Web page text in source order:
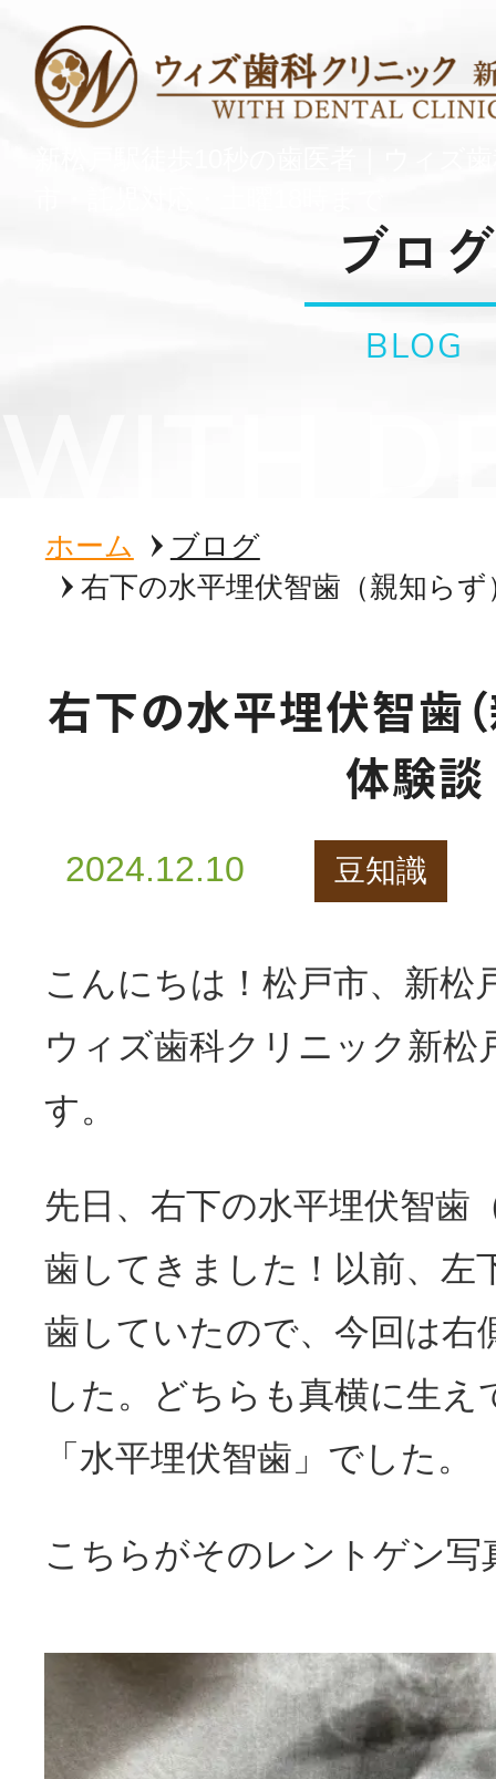
ブログ
BLOG
ホーム
ブログ
右下の水平埋伏智歯（親知ら
右下の水平埋伏智歯
体験談
2024.12.10 豆知識
こんにちは！松戸市、新松
ウィズ歯科クリニック新松
す。
先日、右下の水平埋伏智歯
歯してきました！以前、左
歯していたので、今回は右
した。どちらも真横に生え
「水平埋伏智歯」でした。
こちらがそのレントゲン写